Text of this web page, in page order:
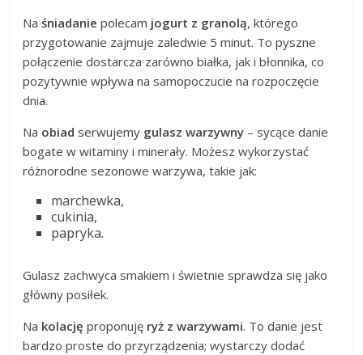
Naśniadanie polecam jogurt z granolą, którego
przygotowanie zajmuje zaledwie 5 minut. To pyszne
połączenie dostarcza zarówno białka, jak i błonnika, co
pozytywnie wpływa na samopoczucie na rozpoczęcie
dnia.
Na obiad serwujemy gulasz warzywny – sycące danie
bogate w witaminy i minerały. Możesz wykorzystać
różnorodne sezonowe warzywa, takie jak:
marchewka,
cukinia,
papryka.
Gulasz zachwyca smakiem i świetnie sprawdza się jako
główny posiłek.
Na kolację proponuję ryż z warzywami. To danie jest
bardzo proste do przyrządzenia; wystarczy dodać